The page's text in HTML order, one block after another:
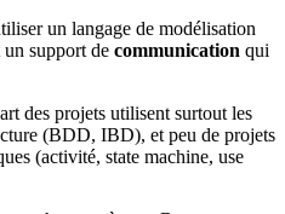
un langage de modélisation
un support de communication qui
des projets utilisent surtout les
(BDD, IBD), et peu de projets
(activité, state machine, use